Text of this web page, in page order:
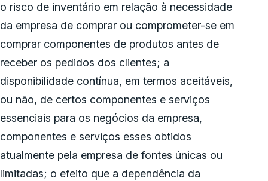
o risco de inventário em relação à necessidade
da empresa de comprar ou comprometer-se em
comprar componentes de produtos antes de
receber os pedidos dos clientes; a
disponibilidade contínua, em termos aceitáveis,
ou não, de certos componentes e serviços
essenciais para os negócios da empresa,
componentes e serviços esses obtidos
atualmente pela empresa de fontes únicas ou
limitadas; o efeito que a dependência da